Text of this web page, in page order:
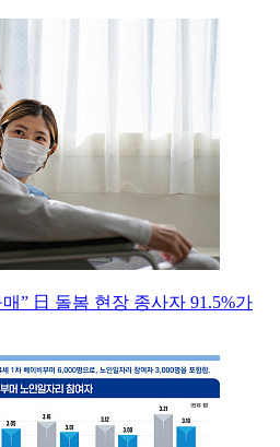
” 日 돌봄 현장 종사자 91.5%가